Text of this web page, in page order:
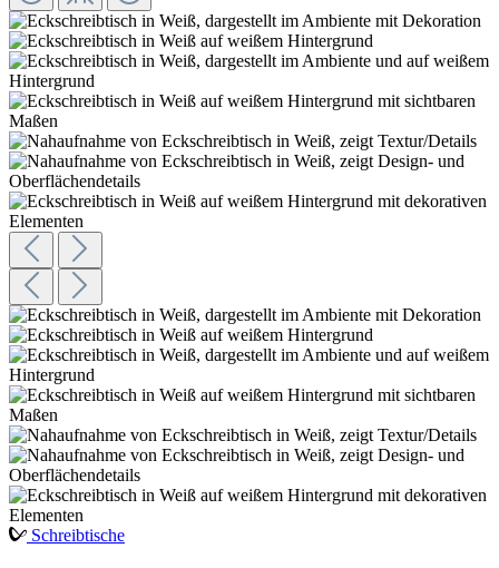
Schreibtische